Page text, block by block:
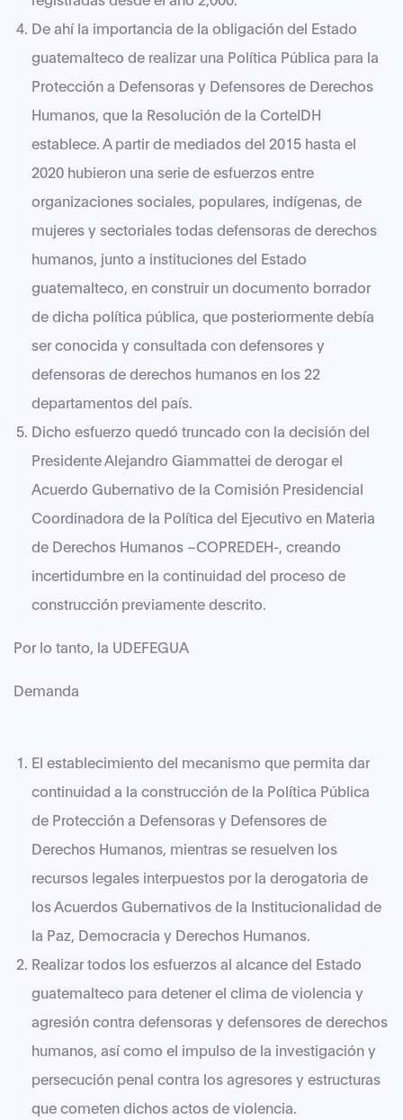
De ahí la importancia de la obligación del Estado
guatemalteco de realizar una Política Pública para la
Protección a Defensoras y Defensores de Derechos
Humanos, que la Resolución de la CorteIDH
establece. A partir de mediados del 2015 hasta el
2020 hubieron una serie de esfuerzos entre
organizaciones sociales, populares, indígenas, de
mujeres y sectoriales todas defensoras de derechos
humanos, junto a instituciones del Estado
guatemalteco, en construir un documento borrador
de dicha política pública, que posteriormente debía
ser conocida y consultada con defensores y
defensoras de derechos humanos en los 22
departamentos del país.
Dicho esfuerzo quedó truncado con la decisión del
Presidente Alejandro Giammattei de derogar el
Acuerdo Gubernativo de la Comisión Presidencial
Coordinadora de la Política del Ejecutivo en Materia
de Derechos Humanos –COPREDEH-, creando
incertidumbre en la continuidad del proceso de
construcción previamente descrito.
Por lo tanto, la UDEFEGUA
Demanda
El establecimiento del mecanismo que permita dar
continuidad a la construcción de la Política Pública
de Protección a Defensoras y Defensores de
Derechos Humanos, mientras se resuelven los
recursos legales interpuestos por la derogatoria de
los Acuerdos Gubernativos de la Institucionalidad de
la Paz, Democracia y Derechos Humanos.
Realizar todos los esfuerzos al alcance del Estado
guatemalteco para detener el clima de violencia y
agresión contra defensoras y defensores de derechos
humanos, así como el impulso de la investigación y
persecución penal contra los agresores y estructuras
que cometen dichos actos de violencia.